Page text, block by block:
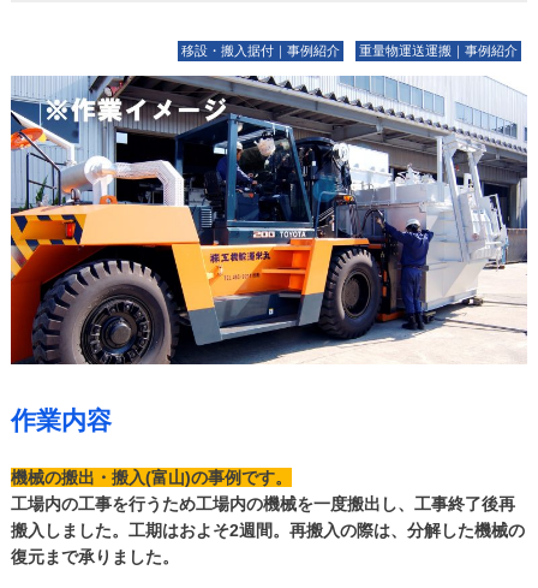
移設・搬入据付｜事例紹介 重量物運送運搬｜事例紹介
作業内容
機械の搬出・搬入(富山)の事例です。
工場内の工事を行うため工場内の機械を一度搬出し、工事終了後再
搬入しました。工期はおよそ2週間。再搬入の際は、分解した機械の
復元まで承りました。